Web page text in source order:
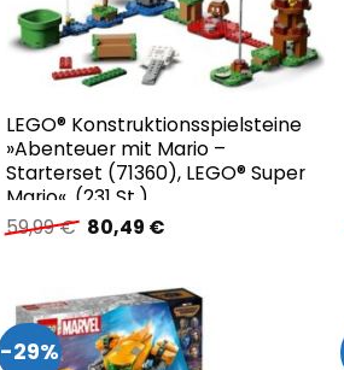
LEGO® Konstruktionsspielsteine
»Abenteuer mit Mario –
Starterset (71360), LEGO® Super
Mario«, (231 St.)
59,99€ Ursprünglicher
Preis
80,49 €Aktueller
80,49 €.
-29%